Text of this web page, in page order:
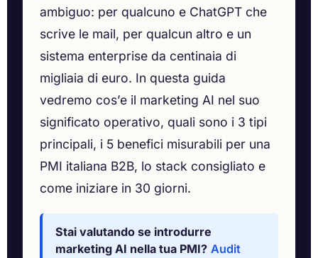
ambiguo: per qualcuno e ChatGPT che
scrive le mail, per qualcun altro e un
sistema enterprise da centinaia di
migliaia di euro. In questa guida
vedremo cos’e il marketing AI nel suo
significato operativo, quali sono i 3 tipi
principali, i 5 benefici misurabili per una
PMI italiana B2B, lo stack consigliato e
come iniziare in 30 giorni.
Stai valutando se introdurre
marketing AI nella tua PMI? Audit